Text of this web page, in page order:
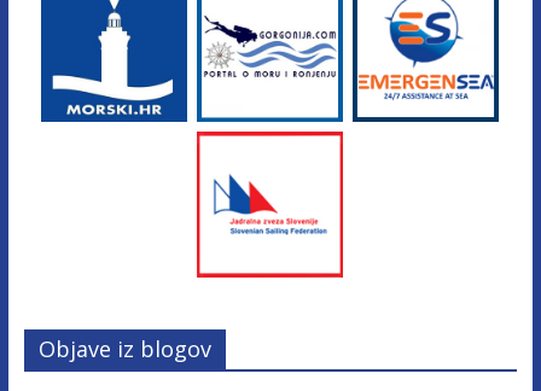
Objave iz blogov